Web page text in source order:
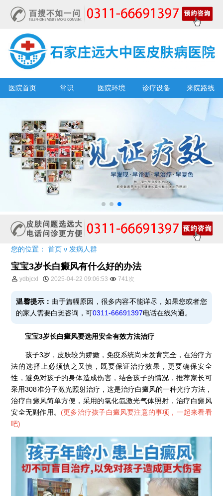
医院首页 常识 医院环境 诊疗设备 来院路线
您的位置：首页 ν 发病人群
宝宝3岁长白癜风有什么好的办法
ydbjcxl 2025-04-22 09:06:53 741次
温馨提示： 由于篇幅原因，很多内容不能详尽，如果您或者您
的家人需要白斑咨询，可0311-66691397电话在线沟通。
宝宝3岁长白癜风要选用安全有效方法治疗
孩子3岁，皮肤较为娇嫩，免疫系统尚未发育完全，在治疗方
法的选择上必须慎之又慎，既要保证治疗效果，更要确保安全
性，避免对孩子的身体造成伤害，结合孩子的情况，推荐家长可
采用308准分子激光照射治疗，这是治疗白癜风的一种光疗方法，
治疗白癜风简单方便，采用的氯化氙激光气体照射，治疗白癜风
安全无副作用。 (更多治疗孩子白癜风要注意的事项，一起来看看
吧)